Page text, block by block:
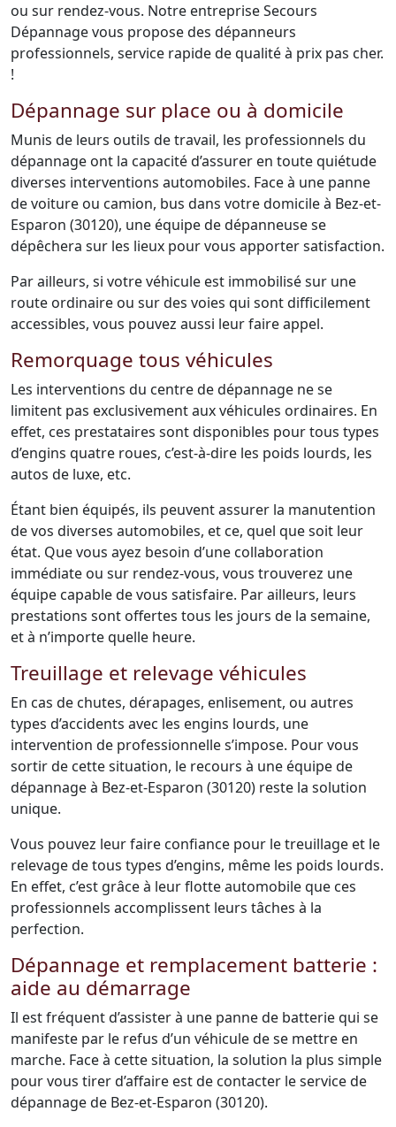
ou sur rendez-vous. Notre entreprise Secours
Dépannage vous propose des dépanneurs
professionnels, service rapide de qualité à prix pas cher.
!
Dépannage sur place ou à domicile
Munis de leurs outils de travail, les professionnels du
dépannage ont la capacité d’assurer en toute quiétude
diverses interventions automobiles. Face à une panne
de voiture ou camion, bus dans votre domicile à Bez-et-
Esparon (30120), une équipe de dépanneuse se
dépêchera sur les lieux pour vous apporter satisfaction.
Par ailleurs, si votre véhicule est immobilisé sur une
route ordinaire ou sur des voies qui sont difficilement
accessibles, vous pouvez aussi leur faire appel.
Remorquage tous véhicules
Les interventions du centre de dépannage ne se
limitent pas exclusivement aux véhicules ordinaires. En
effet, ces prestataires sont disponibles pour tous types
d’engins quatre roues, c’est-à-dire les poids lourds, les
autos de luxe, etc.
Étant bien équipés, ils peuvent assurer la manutention
de vos diverses automobiles, et ce, quel que soit leur
état. Que vous ayez besoin d’une collaboration
immédiate ou sur rendez-vous, vous trouverez une
équipe capable de vous satisfaire. Par ailleurs, leurs
prestations sont offertes tous les jours de la semaine,
et à n’importe quelle heure.
Treuillage et relevage véhicules
En cas de chutes, dérapages, enlisement, ou autres
types d’accidents avec les engins lourds, une
intervention de professionnelle s’impose. Pour vous
sortir de cette situation, le recours à une équipe de
dépannage à Bez-et-Esparon (30120) reste la solution
unique.
Vous pouvez leur faire confiance pour le treuillage et le
relevage de tous types d’engins, même les poids lourds.
En effet, c’est grâce à leur flotte automobile que ces
professionnels accomplissent leurs tâches à la
perfection.
Dépannage et remplacement batterie :
aide au démarrage
Il est fréquent d’assister à une panne de batterie qui se
manifeste par le refus d’un véhicule de se mettre en
marche. Face à cette situation, la solution la plus simple
pour vous tirer d’affaire est de contacter le service de
dépannage de Bez-et-Esparon (30120).